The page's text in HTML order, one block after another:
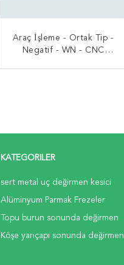
Araç İşleme - Ortak Tip -
Negatif - WN - CNC
KATEGORILER
sert metal uç değirmen kesici
Alüminyum Parmak Frezeler
Topu burun sonunda değirmen
Köşe yarıçapı sonunda değirmen